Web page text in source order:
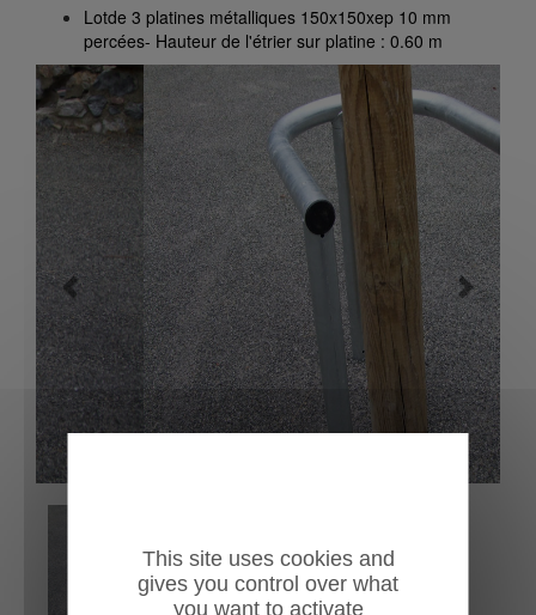
Lotde 3 platines métalliques 150x150xep 10 mm
percées- Hauteur de l'étrier sur platine : 0.60 m
Previous Next
This site uses cookies and
gives you control over what
you want to activate